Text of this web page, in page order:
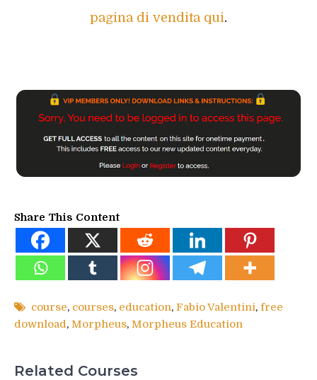
pagina di vendita qui.
Share This Content
course, courses, education, Fabio Valentini, free
download, Morpheus, Morpheus Education
Related Courses